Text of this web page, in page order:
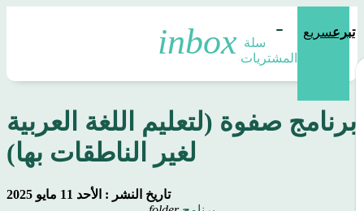
سلة
المشتريات
تبرعسريع
برنامج صفوة (لتعليم اللغة العربية
لغير الناطقات بها)
تاريخ النشر : الأحد 11 مايو 2025